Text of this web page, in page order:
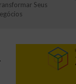
Seus